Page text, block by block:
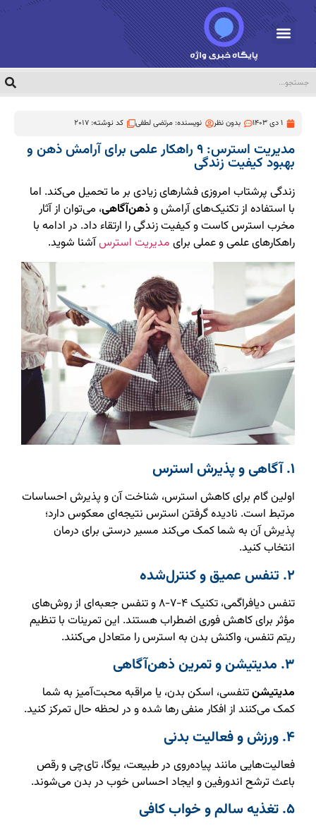
1 دی 1403 بدون نظر نویسنده:مرتضی لطفی کد نوشته: 2017
مدیریت استرس: ۹ راهکار علمی برای آرامش ذهن و
بهبود کیفیت زندگی
زندگی پرشتاب امروزی فشارهای زیادی بر ما تحمیل می‌کند. اما
با استفاده از تکنیک‌های آرامش وذهن‌آگاهی، می‌توان از آثار
مخرب استرس کاست و کیفیت زندگی را ارتقاء داد. در ادامه با
راهکارهای علمی و عملی برای مدیریت استرسآشنا شوید.
۱. آگاهی و پذیرش استرس
اولین گام برای کاهش استرس، شناخت آن و پذیرش احساسات
مرتبط است. نادیده گرفتن استرس نتیجه‌ای معکوس دارد؛
پذیرش آن به شما کمک می‌کند مسیر درستی برای درمان
انتخاب کنید.
۲. تنفس عمیق و کنترل‌شده
تنفس دیافراگمی، تکنیک ۴-۷-۸ و تنفس جعبه‌ای از روش‌های
مؤثر برای کاهش فوری اضطراب هستند. این تمرینات با تنظیم
ریتم تنفس، واکنش بدن به استرس را متعادل می‌کنند.
۳. مدیتیشن و تمرین ذهن‌آگاهی
مدیتیشنتنفسی، اسکن بدن، یا مراقبه محبت‌آمیز به شما
کمک می‌کنند از افکار منفی رها شده و در لحظه حال تمرکز کنید.
۴. ورزش و فعالیت بدنی
فعالیت‌هایی مانند پیاده‌روی در طبیعت، یوگا، تای‌چی و رقص
باعث ترشح اندورفین و ایجاد احساس خوب در بدن می‌شوند.
۵. تغذیه سالم و خواب کافی